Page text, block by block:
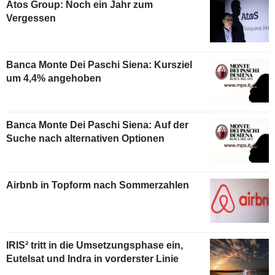
Atos Group: Noch ein Jahr zum
Vergessen
Banca Monte Dei Paschi Siena: Kursziel
um 4,4% angehoben
Banca Monte Dei Paschi Siena: Auf der
Suche nach alternativen Optionen
Airbnb in Topform nach Sommerzahlen
IRIS² tritt in die Umsetzungsphase ein,
Eutelsat und Indra in vorderster Linie